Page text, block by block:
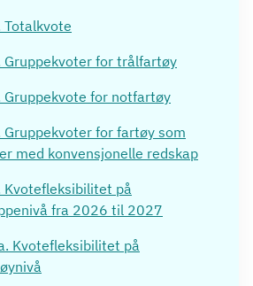
Totalkvote
Gruppekvoter for trålfartøy
Gruppekvote for notfartøy
Gruppekvoter for fartøy som
med konvensjonelle redskap
Kvotefleksibilitet på
fra 2026 til 2027
Kvotefleksibilitet på